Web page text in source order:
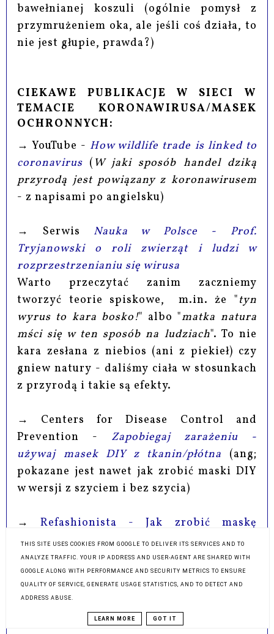
bawełnianej koszuli (ogólnie pomysł z
przymrużeniem oka, ale jeśli coś działa, to
nie jest głupie, prawda?)
CIEKAWE PUBLIKACJE W SIECI W
TEMACIE KORONAWIRUSA/MASEK
OCHRONNYCH:
→ YouTube - How wildlife trade is linked to
coronavirus ( W jaki sposób handel dziką
przyrodą jest powiązany z koronawirusem
- z napisami po angielsku)
→ Serwis Nauka w Polsce -
Prof.
Tryjanowski o roli zwierząt i ludzi w
rozprzestrzenianiu się wirusa
Warto przeczytać zanim zaczniemy
tworzyć teorie spiskowe, m.in. że "tyn
wyrus to kara bosko!" albo "matka natura
mści się w ten sposób na ludziach". To nie
kara zesłana z niebios (ani z piekieł) czy
gniew natury - daliśmy ciała w stosunkach
z przyrodą i takie są efekty.
→ Centers for Disease Control and
Prevention - Zapobiegaj zarażeniu -
używaj masek DIY z tkanin/płótna (ang;
pokazane jest nawet jak zrobić maski DIY
w wersji z szyciem i bez szycia)
→Refashionista - Jak zrobić maskę
ochronną DIY bez szycia(to jedna z moich
ulubionych osób od przeróbek wszelakich;
jej maska ochronna składa się z kilku
warstw tkaniny)
THIS SITE USES COOKIES FROM GOOGLE TO DELIVER ITS SERVICES AND TO
ANALYZE TRAFFIC. YOUR IP ADDRESS AND USER-AGENT ARE SHARED WITH
GOOGLE ALONG WITH PERFORMANCE AND SECURITY METRICS TO ENSURE
QUALITY OF SERVICE, GENERATE USAGE STATISTICS, AND TO DETECT AND
ADDRESS ABUSE.
LEARN MORE GOT IT